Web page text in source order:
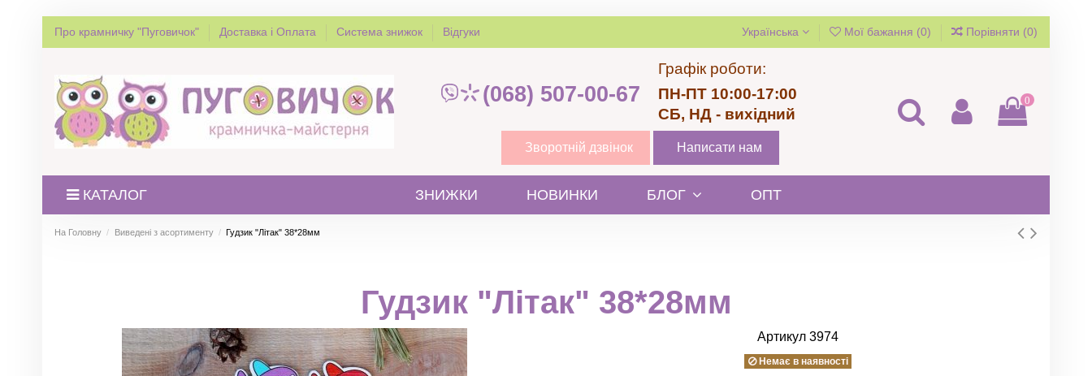
Про крамничку "Пуговичок" Доставка і Оплата Система знижок Відгуки Українська Мої бажання (0) Порівняти (0)
(068) 507-00-67
Графік роботи:
ПН-ПТ 10:00-17:00
СБ, НД - вихідний
Зворотній дзвінок Написати нам
0
КАТАЛОГ ЗНИЖКИ НОВИНКИ БЛОГ ОПТ
На Головну Виведені з асортименту Гудзик "Літак" 38*28мм
Гудзик "Літак" 38*28мм
Артикул 3974
Немає в наявності